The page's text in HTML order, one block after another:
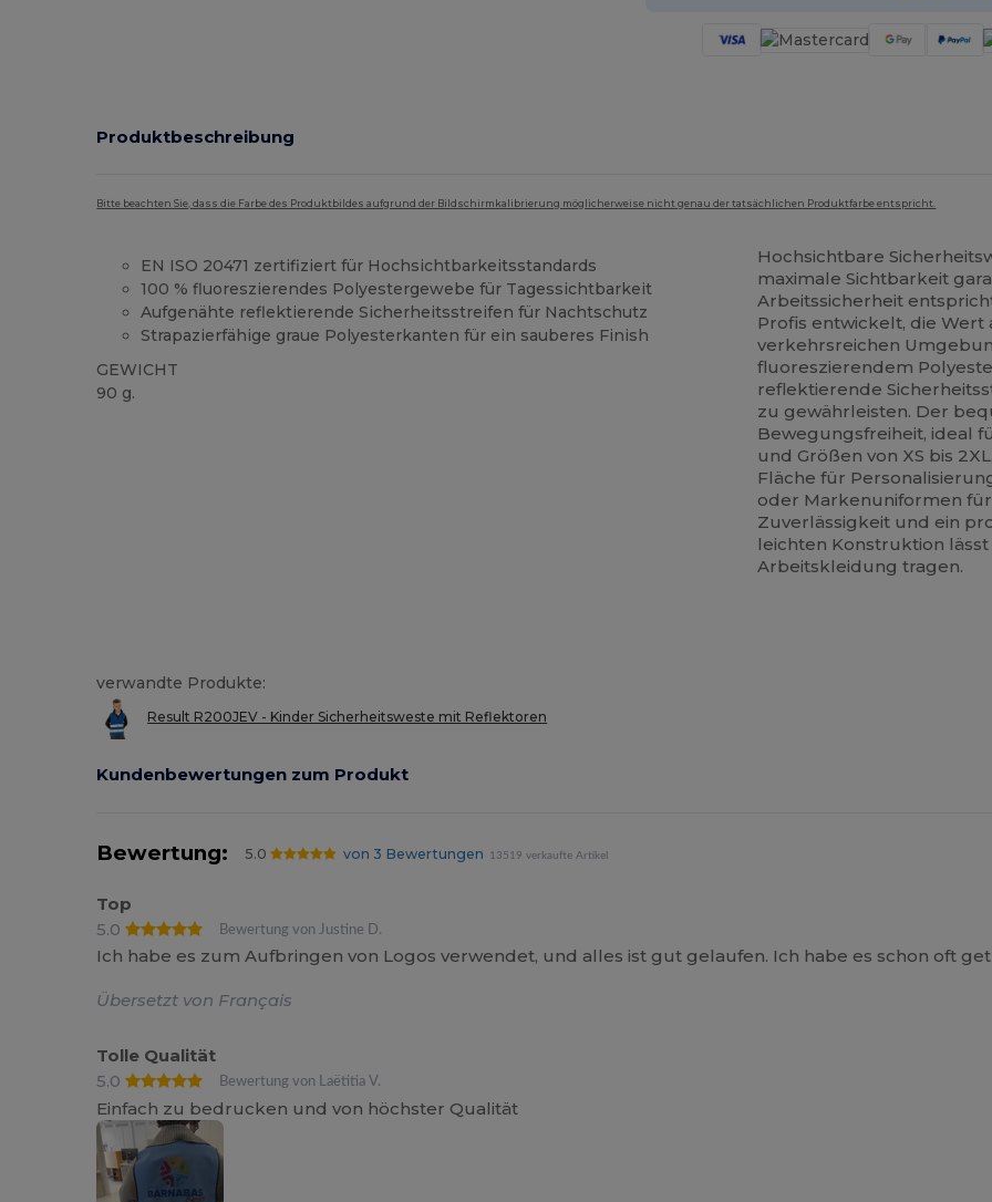
Produktbeschreibung
Bitte beachten Sie, dass die Farbe des Produktbildes aufgrund der Bildschirmkalibrierung möglicherweise nicht genau der tatsächlichen Produktfarbe entspricht.
EN ISO 20471 zertifiziert für Hochsichtbarkeitsstandards
100 % fluoreszierendes Polyestergewebe für Tagessichtbarkeit
Aufgenähte reflektierende Sicherheitsstreifen für Nachtschutz
Strapazierfähige graue Polyesterkanten für ein sauberes Finish
GEWICHT
90 g.
Hochsichtbare
maximale Sichtbarkeit
Arbeitssicherheit
Profis entwickelt, die
verkehrsreichen
fluoreszierendem
reflektierende
zu gewährleisten. Der
Bewegungsfreiheit, ideal
und Größen von XS bis
Fläche für
oder Markenuniformen
Zuverlässigkeit und ein
leichten Konstruktion
Arbeitskleidung tragen.
verwandte Produkte:
Result R200JEV - Kinder Sicherheitsweste mit Reflektoren
Kundenbewertungen zum Produkt
Bewertung: 5.0 von 3 Bewertungen 13519 verkaufte Artikel
Top
5.0
Bewertung von Justine D.
Ich habe es zum Aufbringen von Logos verwendet, und alles ist gut gelaufen. Ich habe es schon oft
Übersetzt von Français
Tolle Qualität
5.0
Bewertung von Laëtitia V.
Einfach zu bedrucken und von höchster Qualität